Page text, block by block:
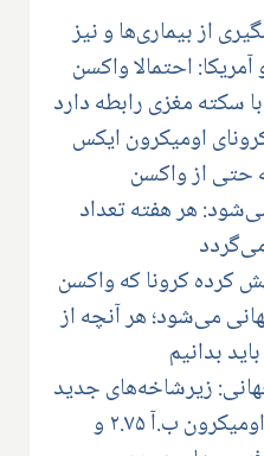
از بیماری‌ها و نیز
احتمالا واکسن
سکته مغزی رابطه دارد
اومیکرون ایکس
حتی از واکسن
هر هفته تعداد
جهش کرده کرونا که واکسن
می‌شود؛ هر آنچه از
بدانیم
زیرشاخه‌های جدید
گذرنده از واکسن اومیکرون ب.آ ۲.۷۵ و